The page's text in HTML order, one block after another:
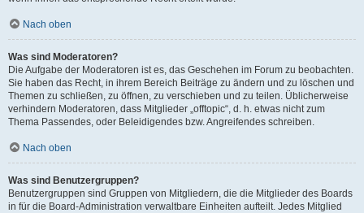
Nach oben
Was sind Moderatoren?
Die Aufgabe der Moderatoren ist es, das Geschehen im Forum zu beobachten.
Sie haben das Recht, in ihrem Bereich Beiträge zu ändern und zu löschen und
Themen zu schließen, zu öffnen, zu verschieben und zu teilen. Üblicherweise
verhindern Moderatoren, dass Mitglieder „offtopic“, d. h. etwas nicht zum
Thema Passendes, oder Beleidigendes bzw. Angreifendes schreiben.
Nach oben
Was sind Benutzergruppen?
Benutzergruppen sind Gruppen von Mitgliedern, die die Mitglieder des Boards
in für die Board-Administration verwaltbare Einheiten aufteilt. Jedes Mitglied